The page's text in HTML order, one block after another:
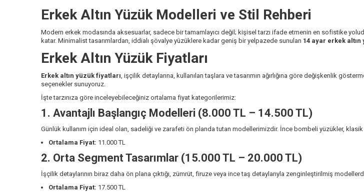
Erkek Altın Yüzük Modelleri ve Stil Rehberi
Modern erkek modasında aksesuarlar, sadece bir tamamlayıcı değil; kişisel tarzı ifade etmenin en sofistike
katar. Minimalist tasarımlardan, iddialı şövalye yüzüklere kadar geniş bir yelpazede sunulan 14 ayar erkek altın
Erkek Altın Yüzük Fiyatları
Erkek altın yüzük fiyatları , işçilik detaylarına, kullanılan taşlara ve tasarımın ağırlığına göre değişkenlik
seçenekler sunuyoruz.
İşte tarzınıza göre inceleyebileceğiniz ortalama fiyat kategorilerimiz:
1. Avantajlı Başlangıç Modelleri (8.000 TL – 14.500 TL)
Günlük kullanım için ideal olan, sadeliği ve zarafeti ön planda tutan modellerimizdir. İnce bombeli yüzükler,
Ortalama Fiyat: 11.000 TL
2. Orta Segment Tasarımlar (15.000 TL – 20.000 TL)
İşçilik detaylarının biraz daha ön plana çıktığı, zümrüt, firuze veya ince taş detaylarıyla zenginleştirilmiş
Ortalama Fiyat: 17.500 TL